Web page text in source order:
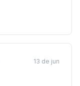
13 de jun